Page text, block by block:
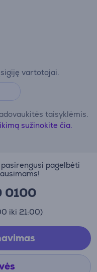
vartotojai.
taisyklėmis.
sužinokite čia.
pagelbėti
0100
iki 21:00)